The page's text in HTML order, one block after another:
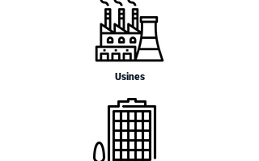
Usines